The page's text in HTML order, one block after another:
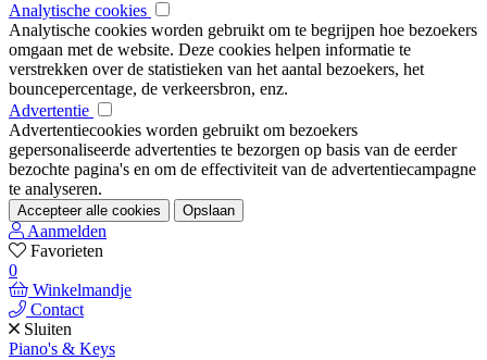
Analytische cookies
Analytische cookies worden gebruikt om te begrijpen hoe bezoekers
omgaan met de website. Deze cookies helpen informatie te
verstrekken over de statistieken van het aantal bezoekers, het
bouncepercentage, de verkeersbron, enz.
Advertentie
Advertentiecookies worden gebruikt om bezoekers
gepersonaliseerde advertenties te bezorgen op basis van de eerder
bezochte pagina's en om de effectiviteit van de advertentiecampagne
te analyseren.
Accepteer alle cookies Opslaan
Aanmelden
Favorieten
0
Winkelmandje
Contact
Sluiten
Piano's & Keys